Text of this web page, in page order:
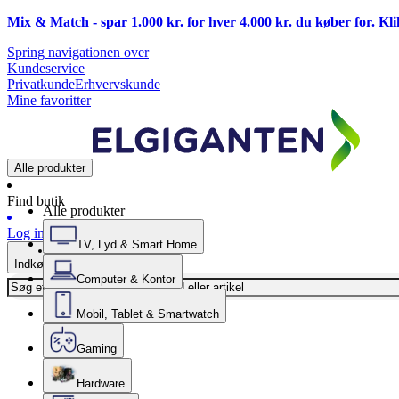
Mix & Match - spar 1.000 kr. for hver 4.000 kr. du køber for.
Spring navigationen over
Kundeservice
PrivatkundeErhvervskunde
Mine favoritter
Alle produkter
Find butik
Log ind
Indkøbskurv
Alle produkter
TV, Lyd & Smart Home
Computer & Kontor
Mobil, Tablet & Smartwatch
Gaming
Hardware